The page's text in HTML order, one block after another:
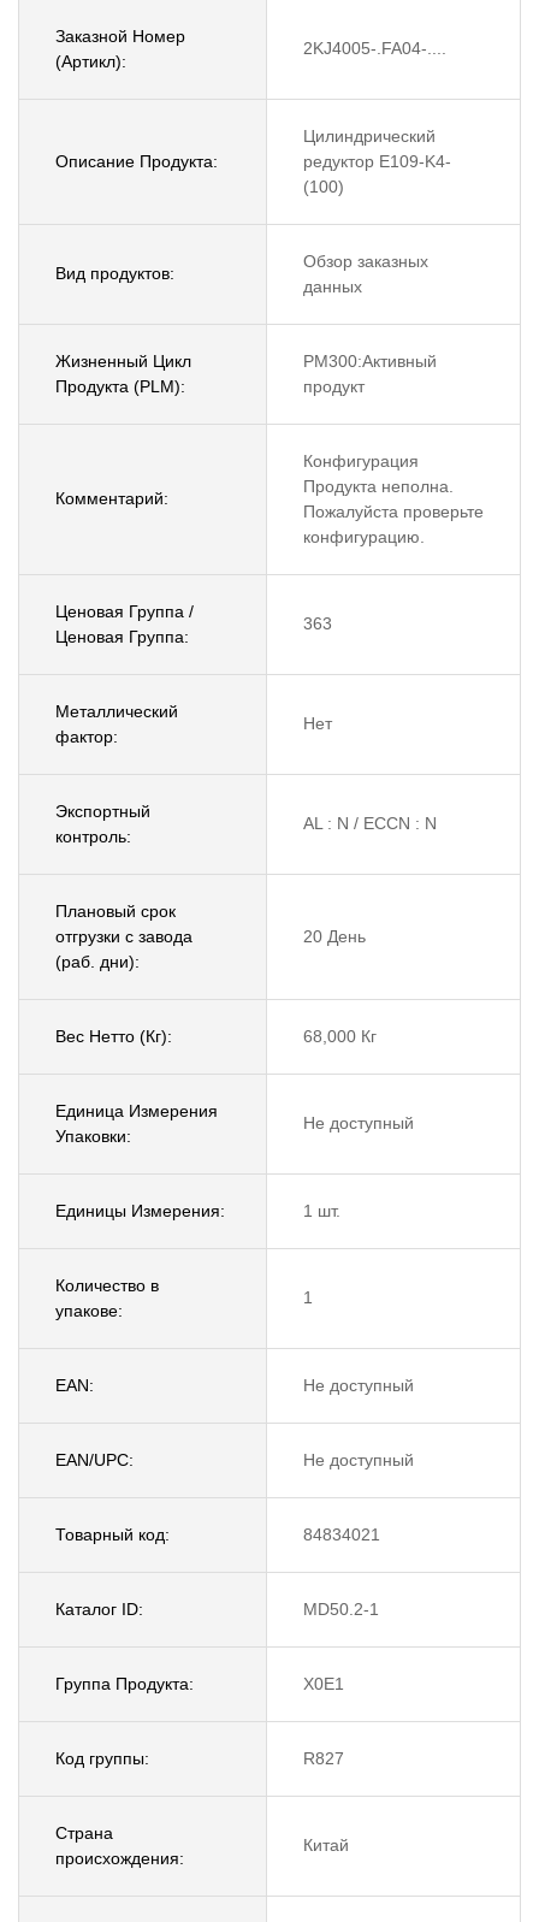
Заказной Номер
(Артикл):
2KJ4005-.FA04-....
Описание Продукта:
Цилиндрический
редуктор E109-K4-
(100)
Вид продуктов:
Обзор заказных
данных
Жизненный Цикл
Продукта (PLM):
PM300:Активный
продукт
Комментарий:
Конфигурация
Продукта неполна.
Пожалуйста проверьте
конфигурацию.
Ценовая Группа /
Ценовая Группа:
363
Металлический
фактор:
Нет
Экспортный
контроль:
AL : N / ECCN : N
Плановый срок
отгрузки с завода
(раб. дни):
20 День
Вес Нетто (Кг): 68,000 Кг
Единица Измерения
Упаковки:
Не доступный
Единицы Измерения: 1 шт.
Количество в
упакове:
1
EAN: Не доступный
EAN/UPC: Не доступный
Товарный код: 84834021
Каталог ID: MD50.2-1
Группа Продукта: X0E1
Код группы: R827
Страна
происхождения:
Китай